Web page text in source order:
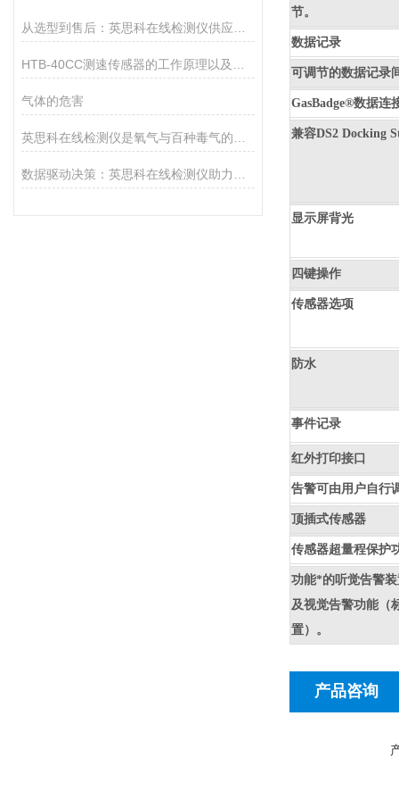
气体的危害
节。
数据记录
可调节的数据记录
GasBadge®数据连
兼容DS2 Docking
显示屏背光
四键操作
传感器选项
防水
事件记录
红外打印接口
告警可由用户自行
顶插式传感器
传感器超量程保护
功能*的听觉告警
及视觉告警功能（
置）。
产品咨询